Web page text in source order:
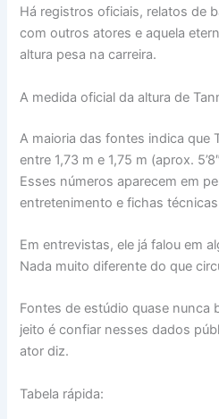
Há registros oficiais, relatos de
com outros atores e aquela
altura pesa na carreira.
A medida oficial da altura de
A maioria das fontes indica que
entre 1,73 m e 1,75 m (aprox.
Esses números aparecem em
entretenimento e fichas
Em entrevistas, ele já falou em
Nada muito diferente do que
Fontes de estúdio quase nunca
jeito é confiar nesses dados
ator diz.
Tabela rápida: